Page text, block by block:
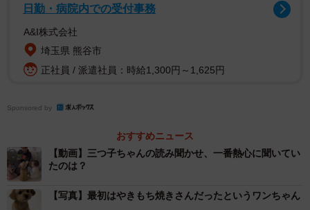
日勤・病院内での受付事務
A&I株式会社
埼玉県 熊谷市
正社員 / 派遣社員：時給1,300円～1,625円
Sponsored by
おすすめニュース
【動画】三つ子ちゃんの読み聞かせ、一番熱心に聞いてい
たのは？
【写真】最初はやきもち焼きさんだったというワンちゃん